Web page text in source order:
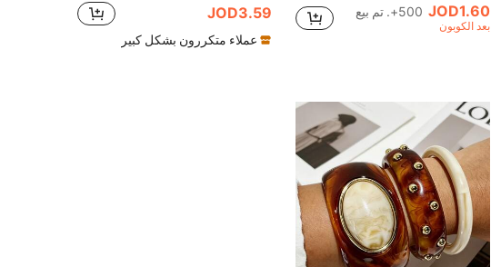
JOD1.60 500+. تم بيع
بعد الكوبون
JOD3.59
عملاء متكررون بشكل كبير